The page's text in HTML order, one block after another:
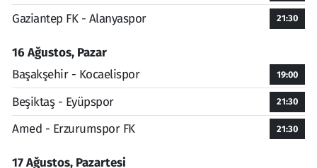
Gaziantep FK - Alanyaspor 21:30
16 Ağustos, Pazar
Başakşehir - Kocaelispor
19:00
Beşiktaş - Eyüpspor 21:30
Amed - Erzurumspor FK 21:30
17 Ağustos, Pazartesi